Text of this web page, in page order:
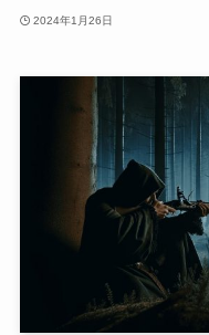
2024年1月26日